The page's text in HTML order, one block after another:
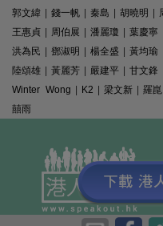
郭文緯 | 錢一帆 | 秦島 | 胡曉明 |
王惠貞 | 周伯展 | 潘麗瓊 | 葉慶寧
洪為民 | 鄧淑明 | 楊全盛 | 黃均瑜
陸頌雄 | 黃麗芳 | 嚴建平 | 甘文鋒
Winter Wong | K2 | 梁文新 | 羅崑
囍雨